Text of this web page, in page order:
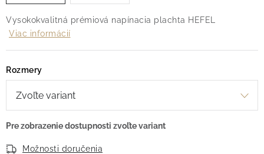
Vysokokvalitná prémiová napínacia plachta HEFEL
Viac informácií
Rozmery
Možnosti doručenia